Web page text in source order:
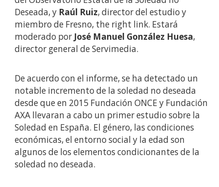
Deseada, y Raúl Ruiz, director del estudio y
miembro de Fresno, the right link. Estará
moderado por José Manuel González Huesa,
director general de Servimedia.
De acuerdo con el informe, se ha detectado un
notable incremento de la soledad no deseada
desde que en 2015 Fundación ONCE y Fundación
AXA llevaran a cabo un primer estudio sobre la
Soledad en España. El género, las condiciones
económicas, el entorno social y la edad son
algunos de los elementos condicionantes de la
soledad no deseada.